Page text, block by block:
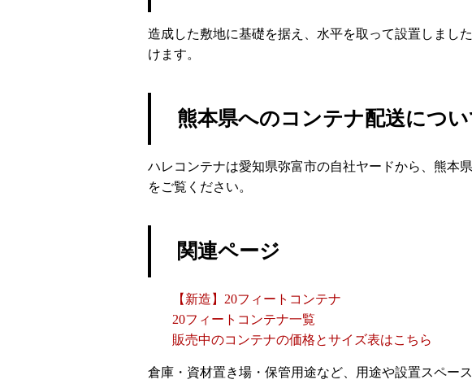
造成した敷地に基礎を据え、水平を取って設置しまし
けます。
熊本県へのコンテナ配送につい
ハレコンテナは愛知県弥富市の自社ヤードから、熊本
をご覧ください。
関連ページ
【新造】20フィートコンテナ
20フィートコンテナ一覧
販売中のコンテナの価格とサイズ表はこちら
倉庫・資材置き場・保管用途など、用途や設置スペー